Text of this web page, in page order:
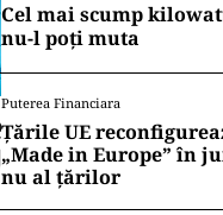
Cel mai scump
nu-l poți muta
Puterea Financiara
Țările UE
„Made in Europe” în
nu al țărilor